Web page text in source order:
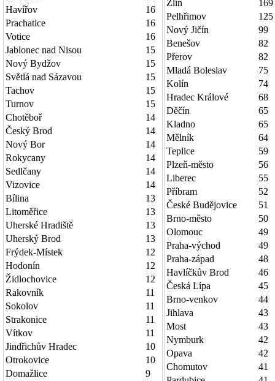
Havířov
16
Prachatice
16
Votice
16
Jablonec nad Nisou
15
Nový Bydžov
15
Světlá nad Sázavou
15
Tachov
15
Turnov
15
Chotěboř
14
Český Brod
14
Nový Bor
14
Rokycany
14
Sedlčany
14
Vizovice
14
Bílina
13
Litoměřice
13
Uherské Hradiště
13
Uherský Brod
13
Frýdek-Místek
12
Hodonín
12
Židlochovice
12
Rakovník
11
Sokolov
11
Strakonice
11
Vítkov
11
Jindřichův Hradec
10
Otrokovice
10
Domažlice
9
Zlín
169
Pelhřimov
125
Nový Jičín
99
Benešov
82
Přerov
82
Mladá Boleslav
75
Kolín
74
Hradec Králové
68
Děčín
65
Kladno
65
Mělník
64
Teplice
59
Plzeň-město
56
Liberec
55
Příbram
52
České Budějovice
51
Brno-město
50
Olomouc
49
Praha-východ
49
Praha-západ
48
Havlíčkův Brod
46
Česká Lípa
45
Brno-venkov
44
Jihlava
43
Most
43
Nymburk
42
Opava
42
Chomutov
41